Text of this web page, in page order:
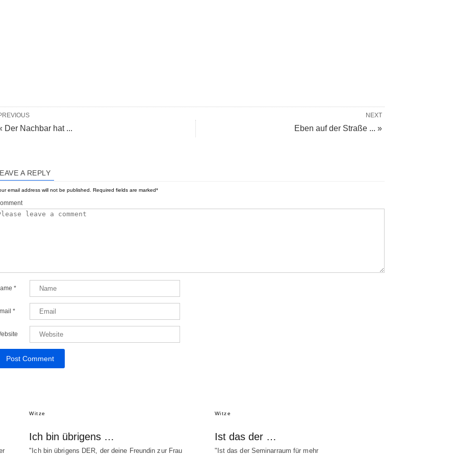
NEXT
Eben auf der Straße ... »
Der Nachbar hat ...
A REPLY
email address will not be published. Required fields are marked*
*
*
Witze
Ich bin übrigens …
"Ich bin übrigens DER, der deine Freundin zur Frau
Witze
Ist das der …
"Ist das der Seminarraum für mehr